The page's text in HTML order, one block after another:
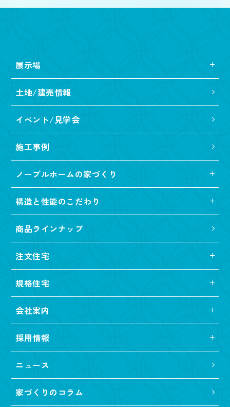
展示場
土地/建売情報
イベント/見学会
施工事例
ノーブルホームの家づくり
構造と性能のこだわり
商品ラインナップ
注文住宅
規格住宅
会社案内
採用情報
ニュース
家づくりのコラム